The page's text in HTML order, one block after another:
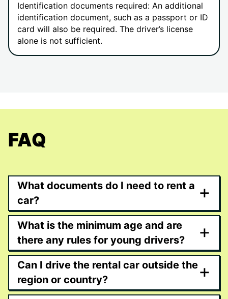
Identification documents required: An additional
identification document, such as a passport or ID
card will also be required. The driver’s license
alone is not sufficient.
FAQ
What documents do I need to rent a
car?
+
What is the minimum age and are
there any rules for young drivers?
+
Can I drive the rental car outside the
region or country?
+